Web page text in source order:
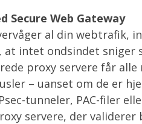
Secure Web Gateway
al din webtrafik,
intet ondsindet sniger
proxy servere får
– uanset om de er
tunneler, PAC-filer
servere, der